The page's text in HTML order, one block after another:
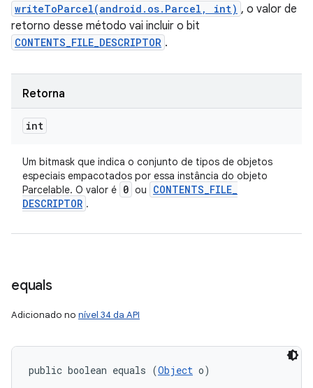
writeToParcel(android.os.Parcel, int) , o valor de
retorno desse método vai incluir o bit
CONTENTS_FILE_DESCRIPTOR .
Retorna
int
Um bitmask que indica o conjunto de tipos de objetos
especiais empacotados por essa instância do objeto
Parcelable. O valor é 0 ou CONTENTS_FILE_
DESCRIPTOR .
equals
Adicionado no nível 34 da API
public boolean equals (Object o)